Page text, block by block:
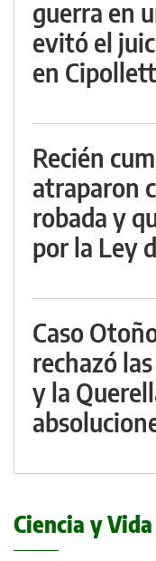
guerra en
evitó el
en
Recién
atraparon
robada y
por la Ley
Caso
rechazó
y la
Ciencia y Vida